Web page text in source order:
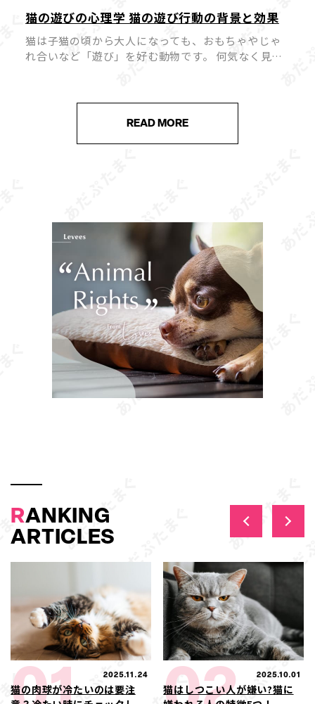
猫の遊びの心理学 猫の遊び行動の背景と効果
猫は子猫の頃から大人になっても、おもちゃやじゃ
れ合いなど「遊び」を好む動物です。 何気なく見え
トレス解消や運動不足の予防、飼い […]
READ MORE
RANKING
ARTICLES
2025.11.24
猫の肉球が冷たいのは要注
2025.10.01
猫はしつこい人が嫌い?猫に